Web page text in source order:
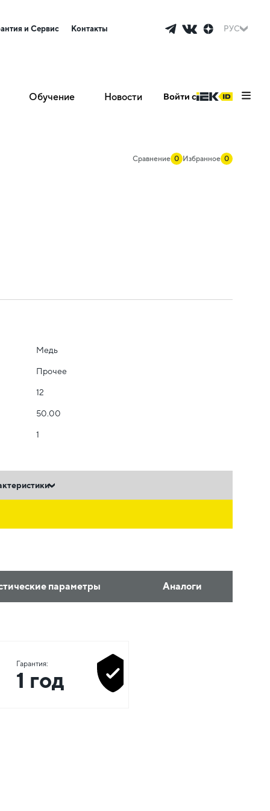
и Сервис Контакты РУС
Обучение Новости Войти с
Сравнение 0 Избранное 0
Медь
Прочее
12
50.00
1
параметры Аналоги
Гарантия:
1 год